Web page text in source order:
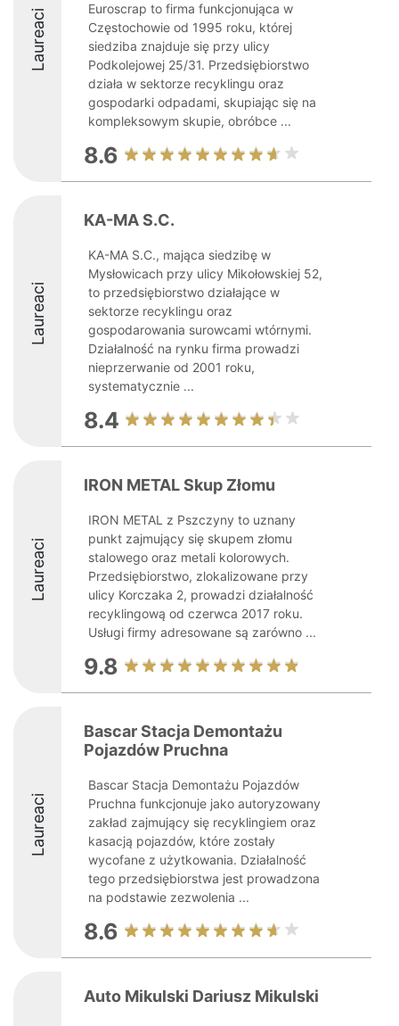
Laureaci
Euroscrap to firma funkcjonująca w
Częstochowie od 1995 roku, której
siedziba znajduje się przy ulicy
Podkolejowej 25/31. Przedsiębiorstwo
działa w sektorze recyklingu oraz
gospodarki odpadami, skupiając się na
kompleksowym skupie, obróbce ...
8.6
Laureaci
KA-MA S.C.
KA-MA S.C., mająca siedzibę w
Mysłowicach przy ulicy Mikołowskiej 52,
to przedsiębiorstwo działające w
sektorze recyklingu oraz
gospodarowania surowcami wtórnymi.
Działalność na rynku firma prowadzi
nieprzerwanie od 2001 roku,
systematycznie ...
8.4
Laureaci
IRON METAL Skup Złomu
IRON METAL z Pszczyny to uznany
punkt zajmujący się skupem złomu
stalowego oraz metali kolorowych.
Przedsiębiorstwo, zlokalizowane przy
ulicy Korczaka 2, prowadzi działalność
recyklingową od czerwca 2017 roku.
Usługi firmy adresowane są zarówno ...
9.8
Laureaci
Bascar Stacja Demontażu
Pojazdów Pruchna
Bascar Stacja Demontażu Pojazdów
Pruchna funkcjonuje jako autoryzowany
zakład zajmujący się recyklingiem oraz
kasacją pojazdów, które zostały
wycofane z użytkowania. Działalność
tego przedsiębiorstwa jest prowadzona
na podstawie zezwolenia ...
8.6
Auto Mikulski Dariusz Mikulski